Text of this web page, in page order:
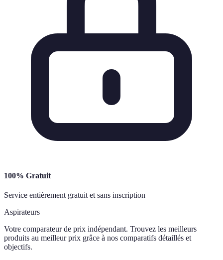
100% Gratuit
Service entièrement gratuit et sans inscription
Aspirateurs
Votre comparateur de prix indépendant. Trouvez les meilleurs
produits au meilleur prix grâce à nos comparatifs détaillés et
objectifs.